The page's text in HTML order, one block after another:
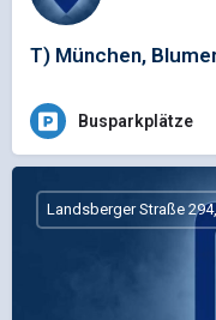
T) München,
Busparkplätze
Landsberger Straße